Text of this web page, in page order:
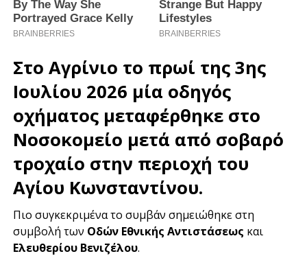
Στο Αγρίνιο το πρωί της 3ης
Ιουλίου 2026 μία οδηγός
οχήματος μεταφέρθηκε στο
Νοσοκομείο μετά από σοβαρό
τροχαίο στην περιοχή του
Αγίου Κωνσταντίνου.
Πιο συγκεκριμένα το συμβάν σημειώθηκε στη
συμβολή των Οδών Εθνικής Αντιστάσεως και
Ελευθερίου Βενιζέλου.